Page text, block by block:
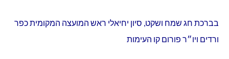
בברכת חג שמח ושקט, סיון יחיאלי ראש המועצה המקומית כפר
ורדים ויו״ר פורום קו העימות